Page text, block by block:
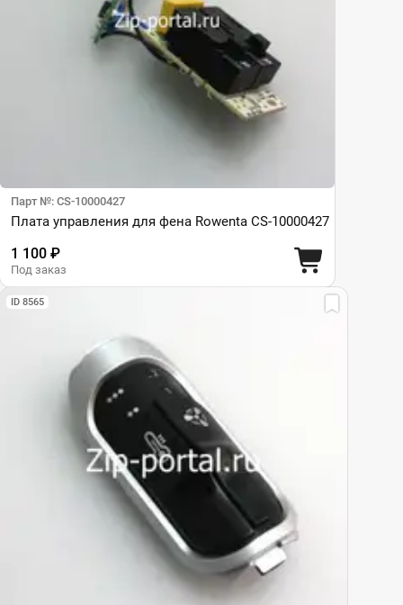
Парт №: CS-10000427
Плата управления для фена Rowenta CS-10000427
1 100 ₽
Под заказ
ID 8565